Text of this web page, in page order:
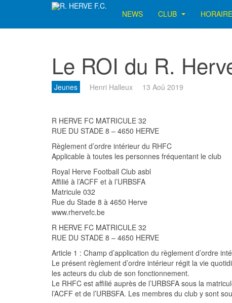
NEWS CLUB
Le ROI du R.
Jeunes Henri Halleux 13 Aoû 2019
R HERVE FC MATRICULE 32
RUE DU STADE 8 – 4650 HERVE
Règlement d’ordre intérieur du RHFC
Applicable à toutes les personnes fréquentant le club
Royal Herve Football Club asbl
Affilié à l’ACFF et à l’URBSFA
Matricule 032
Rue du Stade 8 à 4650 Herve
www.rhervefc.be
R HERVE FC MATRICULE 32
RUE DU STADE 8 – 4650 HERVE
Article 1 : Champ d’application du règlement d’ordre
Le présent règlement d’ordre intérieur régit la vie
les acteurs du club de son fonctionnement.
Le RHFC est affilié auprès de l’URBSFA sous la
l’ACFF et de l’URBSFA. Les membres du club y sont